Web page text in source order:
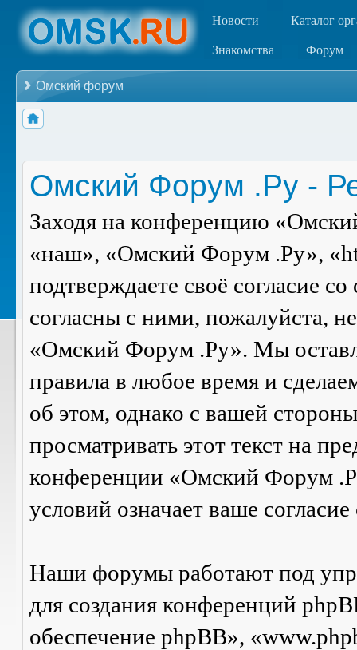
Новости Каталог
Знакомства Форум
Омский форум
Омский Форум .Ру -
Заходя на конференцию
«наш», «Омский Форум .Ру»,
подтверждаете своё согласие
согласны с ними, пожалуйста,
«Омский Форум .Ру». Мы
правила в любое время и
об этом, однако с вашей
просматривать этот текст на
конференции «Омский Форум
условий означает ваше
Наши форумы работают под
для создания конференций
обеспечение phpBB»,